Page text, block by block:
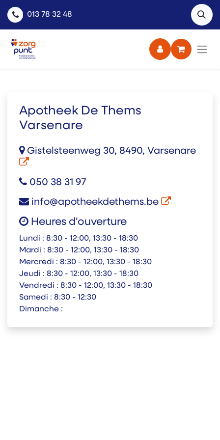
013 78 32 48
Apotheek De Thems
Varsenare
Gistelsteenweg 30, 8490, Varsenare
050 38 31 97
info@apotheekdethems.be
Heures d'ouverture
Lundi : 8:30 - 12:00, 13:30 - 18:30
Mardi : 8:30 - 12:00, 13:30 - 18:30
Mercredi : 8:30 - 12:00, 13:30 - 18:30
Jeudi : 8:30 - 12:00, 13:30 - 18:30
Vendredi : 8:30 - 12:00, 13:30 - 18:30
Samedi : 8:30 - 12:30
Dimanche :